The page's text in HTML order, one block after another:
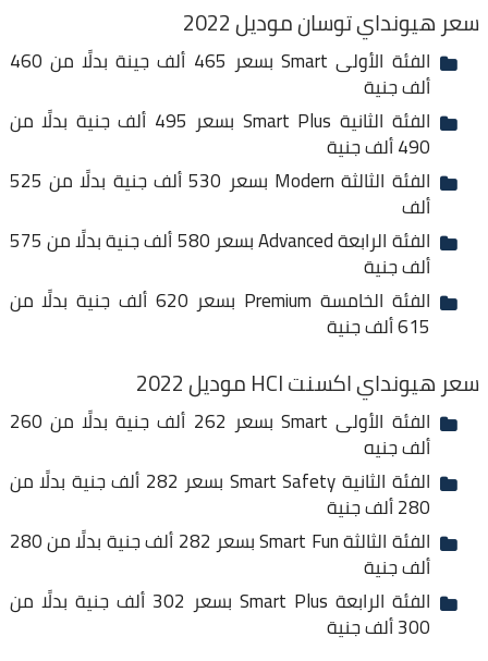
سعر هيونداي توسان موديل 2022
الفئة الأولى Smart بسعر 465 ألف جينة بدلًا من 460
ألف جنية
الفئة الثانية Smart Plus بسعر 495 ألف جنية بدلًا من
490 ألف جنية
الفئة الثالثة Modern بسعر 530 ألف جنية بدلًا من 525
ألف
الفئة الرابعة Advanced بسعر 580 ألف جنية بدلًا من 575
ألف جنية
الفئة الخامسة Premium بسعر 620 ألف جنية بدلًا من
615 ألف جنية
سعر هيونداي اكسنت HCI موديل 2022
الفئة الأولى Smart بسعر 262 ألف جنية بدلًا من 260
ألف جنيه
الفئة الثانية Smart Safety بسعر 282 ألف جنية بدلًا من
280 ألف جنية
الفئة الثالثة Smart Fun بسعر 282 ألف جنية بدلًا من 280
ألف جنية
الفئة الرابعة Smart Plus بسعر 302 ألف جنية بدلًا من
300 ألف جنية